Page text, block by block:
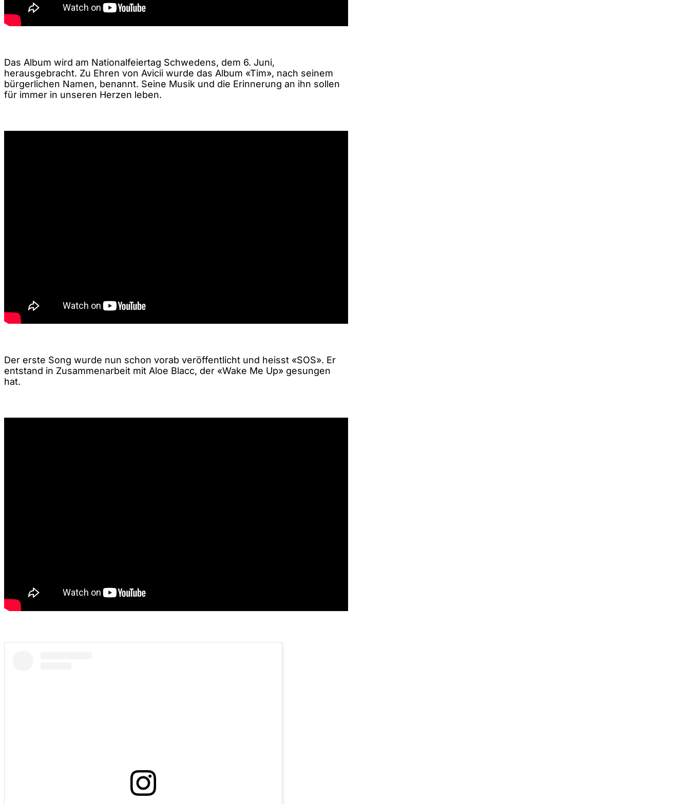
Das Album wird am Nationalfeiertag Schwedens, dem 6. Juni,
herausgebracht. Zu Ehren von Avicii wurde das Album «Tim», nach seinem
bürgerlichen Namen, benannt. Seine Musik und die Erinnerung an ihn sollen
für immer in unseren Herzen leben.
Der erste Song wurde nun schon vorab veröffentlicht und heisst «SOS». Er
entstand in Zusammenarbeit mit Aloe Blacc, der «Wake Me Up» gesungen
hat.